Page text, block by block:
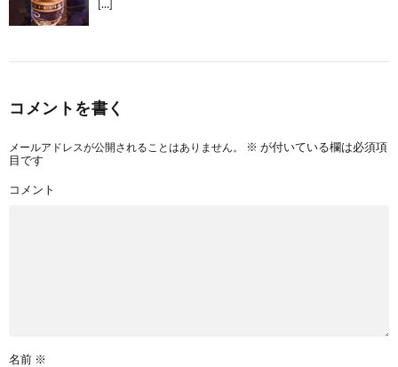
[…]
コメントを書く
メールアドレスが公開されることはありません。 ※ が付いている欄は必須項
目です
コメント
名前 ※